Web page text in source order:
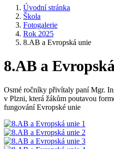
Úvodní stránka
Škola
Fotogalerie
Rok 2025
8.AB a Evropská unie
8.AB a
Osmé ročníky přivítaly paní Mgr.
v Plzni, která žákům poutavou
fungování Evropské unie